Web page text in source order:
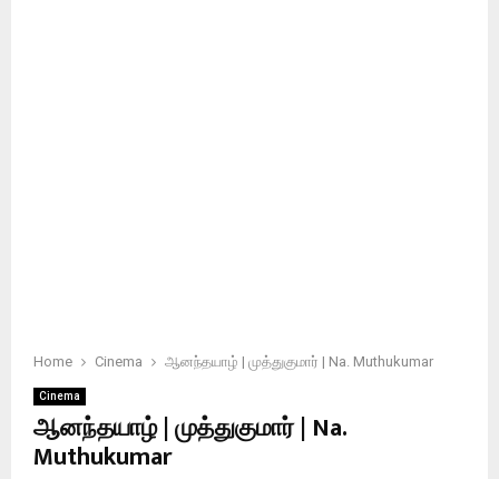
Home Cinema ஆனந்தயாழ் | முத்துகுமார் | Na. Muthukumar
Cinema
ஆனந்தயாழ் | முத்துகுமார் | Na.
Muthukumar